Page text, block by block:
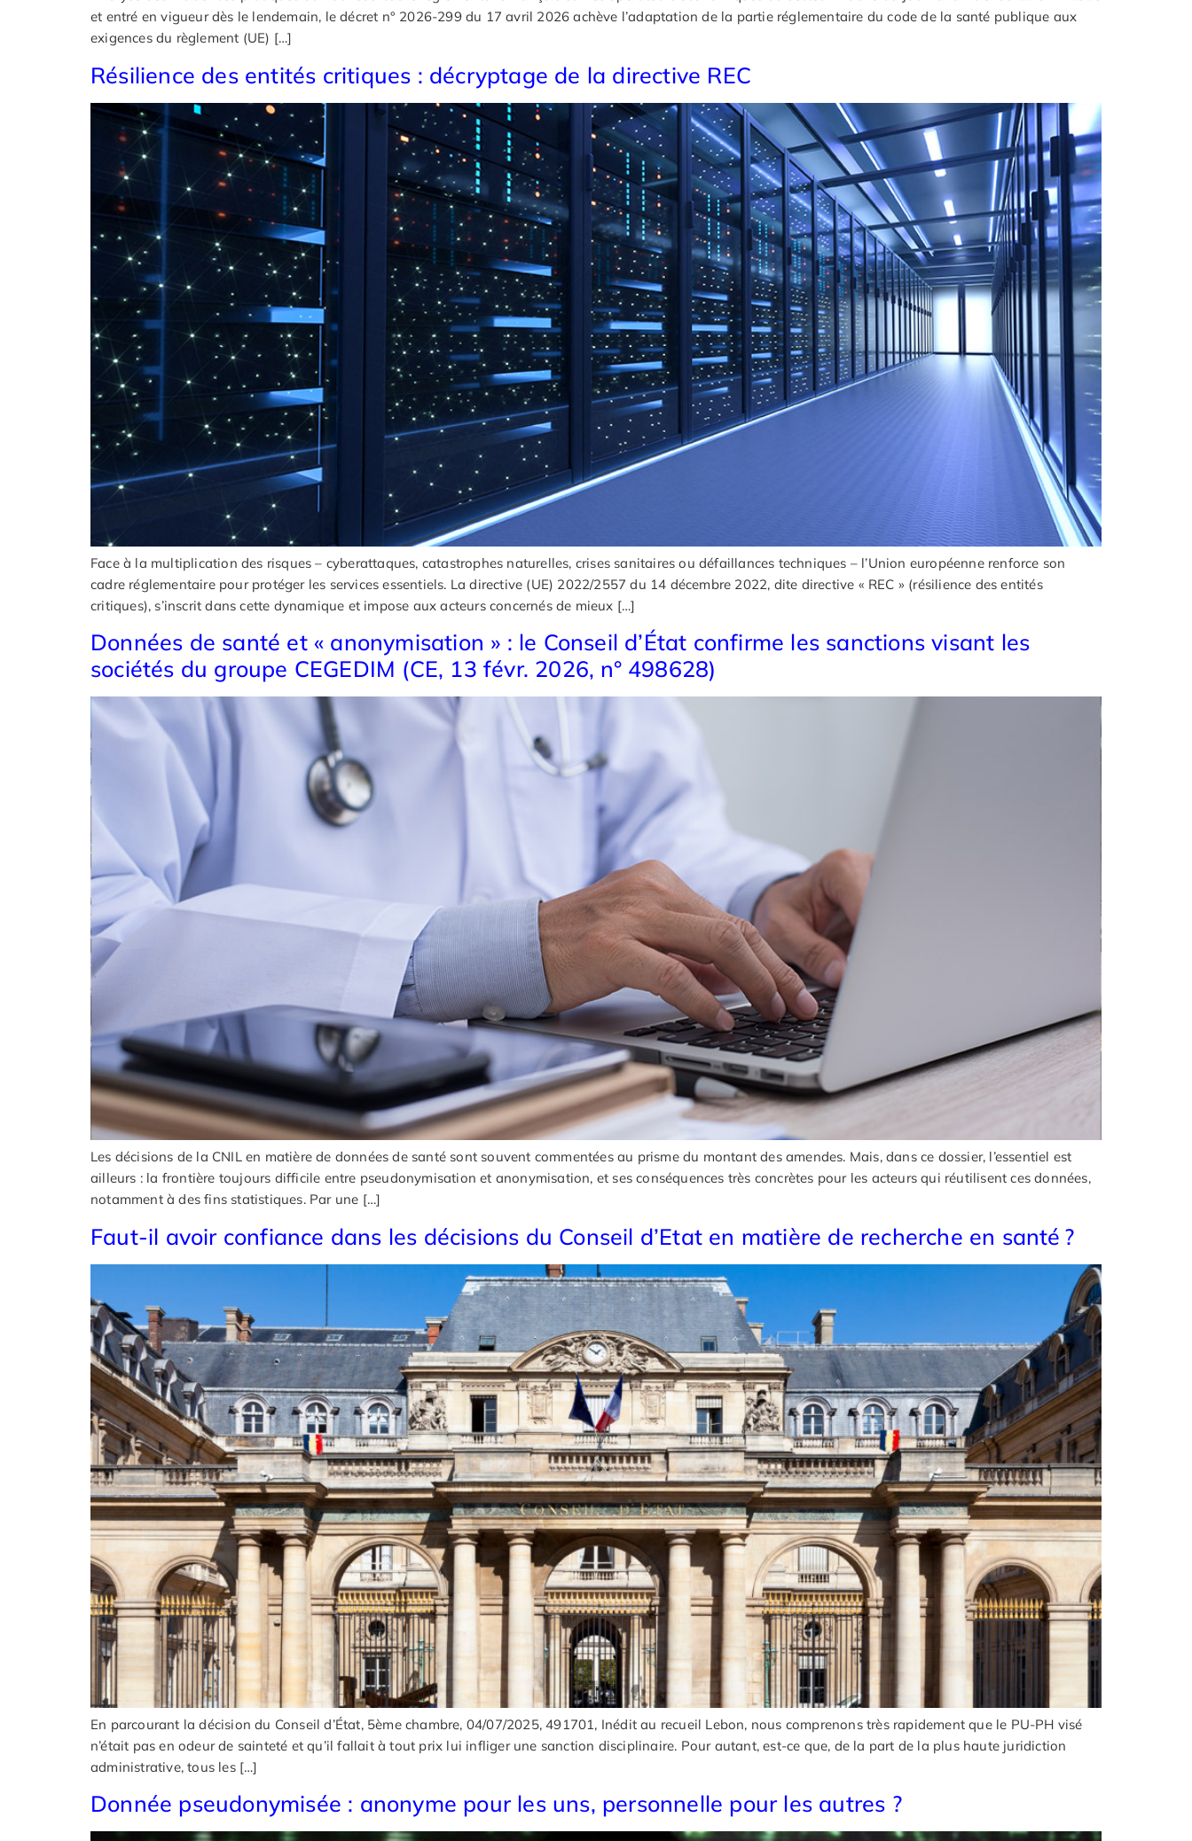
et entré en vigueur dès le lendemain, le décret n° 2026-299 du 17 avril 2026 achève l’adaptation de la partie réglementaire du code de la santé publique aux
exigences du règlement (UE) […]
Résilience des entités critiques : décryptage de la directive REC
Face à la multiplication des risques – cyberattaques, catastrophes naturelles, crises sanitaires ou défaillances techniques – l’Union européenne renforce son
cadre réglementaire pour protéger les services essentiels. La directive (UE) 2022/2557 du 14 décembre 2022, dite directive « REC » (résilience des entités
critiques), s’inscrit dans cette dynamique et impose aux acteurs concernés de mieux […]
Données de santé et « anonymisation » : le Conseil d’État confirme les sanctions visant les
sociétés du groupe CEGEDIM (CE, 13 févr. 2026, n° 498628)
Les décisions de la CNIL en matière de données de santé sont souvent commentées au prisme du montant des amendes. Mais, dans ce dossier, l’essentiel est
ailleurs : la frontière toujours difficile entre pseudonymisation et anonymisation, et ses conséquences très concrètes pour les acteurs qui réutilisent ces données,
notamment à des fins statistiques. Par une […]
Faut-il avoir confiance dans les décisions du Conseil d’Etat en matière de recherche en santé ?
En parcourant la décision du Conseil d’État, 5ème chambre, 04/07/2025, 491701, Inédit au recueil Lebon, nous comprenons très rapidement que le PU-PH visé
n’était pas en odeur de sainteté et qu’il fallait à tout prix lui infliger une sanction disciplinaire. Pour autant, est-ce que, de la part de la plus haute juridiction
administrative, tous les […]
Donnée pseudonymisée : anonyme pour les uns, personnelle pour les autres ?